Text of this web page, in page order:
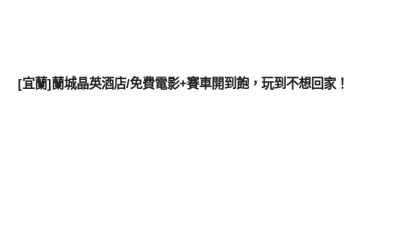
[宜蘭]蘭城晶英酒店/免費電影+賽車開到飽，玩到不想回家！